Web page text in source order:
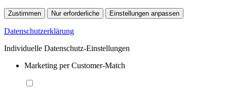
Zustimmen Nur erforderliche Einstellungen anpassen
Datenschutzerklärung
Individuelle Datenschutz-Einstellungen
Marketing per Customer-Match